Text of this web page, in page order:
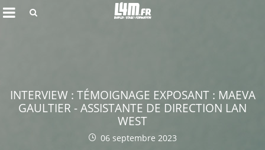
INTERVIEW : TÉMOIGNAGE EXPOSANT : MAEVA
GAULTIER - ASSISTANTE DE DIRECTION LAN
WEST
06 septembre 2023